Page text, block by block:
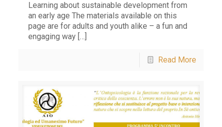
Learning about sustainable development from
an early age The materials available on this
page are for adults and youth alike – a fun and
engaging way […]
Read More